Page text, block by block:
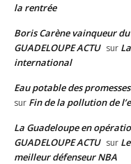
la rentrée
Boris Carène vainqueur
GUADELOUPE ACTU sur
international
Eau potable des
sur Fin de la pollution de
La Guadeloupe en
GUADELOUPE ACTU sur
meilleur défenseur NBA